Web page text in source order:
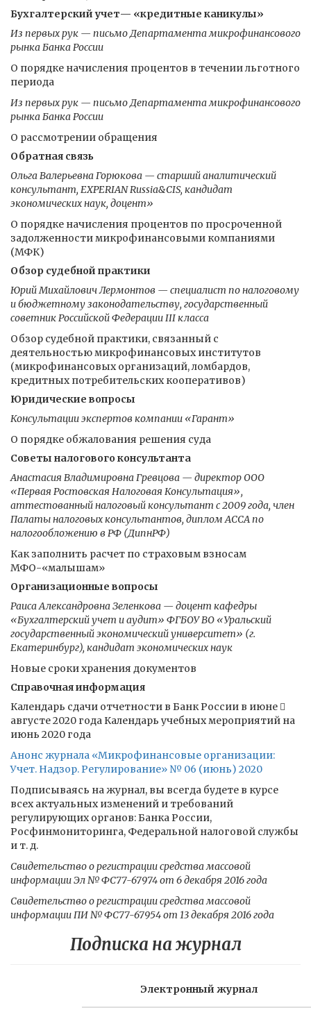
Бухгалтерский учет— «кредитные каникулы»
Из первых рук — письмо Департамента микрофинансового
рынка Банка России
О порядке начисления процентов в течении льготного
периода
Из первых рук — письмо Департамента микрофинансового
рынка Банка России
О рассмотрении обращения
Обратная связь
Ольга Валерьевна Горюкова — старший аналитический
консультант, EXPERIAN Russia&CIS, кандидат
экономических наук, доцент»
О порядке начисления процентов по просроченной
задолженности микрофинансовыми компаниями
(МФК)
Обзор судебной практики
Юрий Михайлович Лермонтов — специалист по налоговому
и бюджетному законодательству, государственный
советник Российской Федерации III класса
Обзор судебной практики, связанный с
деятельностью микрофинансовых институтов
(микрофинансовых организаций, ломбардов,
кредитных потребительских кооперативов)
Юридические вопросы
Консультации экспертов компании «Гарант»
О порядке обжалования решения суда
Советы налогового консультанта
Анастасия Владимировна Гревцова — директор ООО
«Первая Ростовская Налоговая Консультация»,
аттестованный налоговый консультант с 2009 года, член
Палаты налоговых консультантов, диплом АССА по
налогообложению в РФ (ДипнРФ)
Как заполнить расчет по страховым взносам
МФО-«малышам»
Организационные вопросы
Раиса Александровна Зеленкова — доцент кафедры
«Бухгалтерский учет и аудит» ФГБОУ ВО «Уральский
государственный экономический университет» (г.
Екатеринбург), кандидат экономических наук
Новые сроки хранения документов
Справочная информация
Календарь сдачи отчетности в Банк России в июне 
августе 2020 года Календарь учебных мероприятий на
июнь 2020 года
Анонс журнала «Микрофинансовые организации:
Учет. Надзор. Регулирование» № 06 (июнь) 2020
Подписываясь на журнал, вы всегда будете в курсе
всех актуальных изменений и требований
регулирующих органов: Банка России,
Росфинмониторинга, Федеральной налоговой службы
и т. д.
Свидетельство о регистрации средства массовой
информации Эл № ФС77-67974 от 6 декабря 2016 года
Свидетельство о регистрации средства массовой
информации ПИ № ФС77-67954 от 13 декабря 2016 года
Подписка на журнал
Электронный журнал